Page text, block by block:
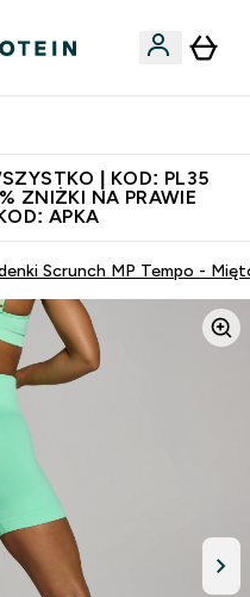
| KOD: PL35
ZNIŻKI NA PRAWIE
APKA
Scrunch MP Tempo -